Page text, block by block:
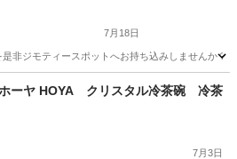
7月18日
ジモティースポットへお持ち込みしませんか？
現地ーヤ HOYA クリスタル冷茶碗 冷茶
7月3日